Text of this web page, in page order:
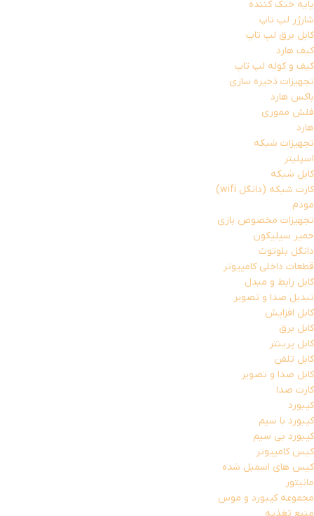
پایه خنک کننده
شارژر لپ تاپ
کابل برق لپ تاپ
کیف هارد
کیف و کوله لپ تاپ
تجهیزات ذخیره سازی
باکس هارد
فلش مموری
هارد
تجهیزات شبکه
اسپلیتر
کابل شبکه
کارت شبکه (دانگل wifi)
مودم
تجهیزات مخصوص بازی
خمیر سیلیکون
دانگل بلوتوث
قطعات داخلی کامپیوتر
کابل رابط و مبدل
تبدیل صدا و تصویر
کابل افزایش
کابل برق
کابل پرینتر
کابل تلفن
کابل صدا و تصویر
کارت صدا
کیبورد
کیبورد با سیم
کیبورد بی سیم
کیس کامپیوتر
کیس های اسمبل شده
مانیتور
مجموعه کیبورد و موس